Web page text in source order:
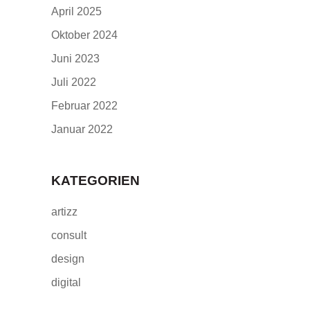
April 2025
Oktober 2024
Juni 2023
Juli 2022
Februar 2022
Januar 2022
KATEGORIEN
artizz
consult
design
digital